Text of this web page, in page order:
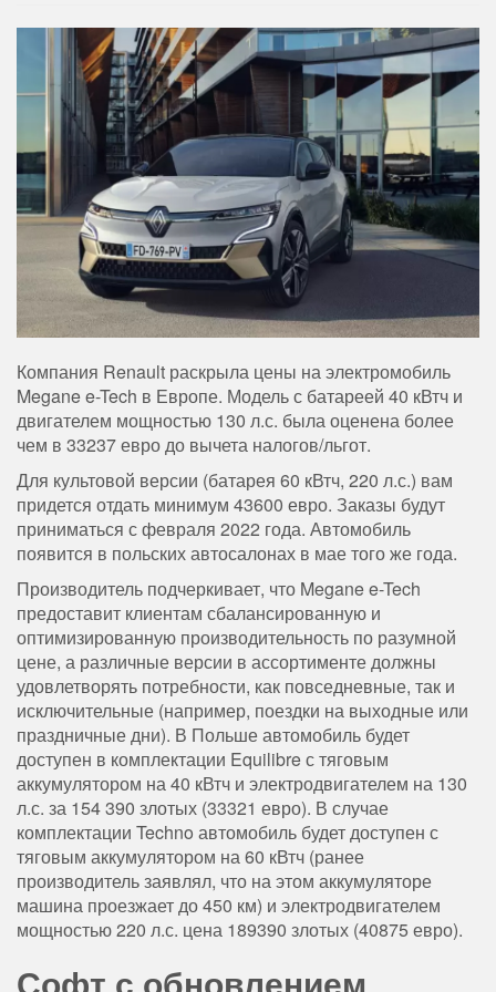
Компания Renault раскрыла цены на электромобиль
Megane e-Tech в Европе. Модель с батареей 40 кВтч и
двигателем мощностью 130 л.с. была оценена более
чем в 33237 евро до вычета налогов/льгот.
Для культовой версии (батарея 60 кВтч, 220 л.с.) вам
придется отдать минимум 43600 евро. Заказы будут
приниматься с февраля 2022 года. Автомобиль
появится в польских автосалонах в мае того же года.
Производитель подчеркивает, что Megane e-Tech
предоставит клиентам сбалансированную и
оптимизированную производительность по разумной
цене, а различные версии в ассортименте должны
удовлетворять потребности, как повседневные, так и
исключительные (например, поездки на выходные или
праздничные дни). В Польше автомобиль будет
доступен в комплектации Equilibre с тяговым
аккумулятором на 40 кВтч и электродвигателем на 130
л.с. за 154 390 злотых (33321 евро). В случае
комплектации Techno автомобиль будет доступен с
тяговым аккумулятором на 60 кВтч (ранее
производитель заявлял, что на этом аккумуляторе
машина проезжает до 450 км) и электродвигателем
мощностью 220 л.с. цена 189390 злотых (40875 евро).